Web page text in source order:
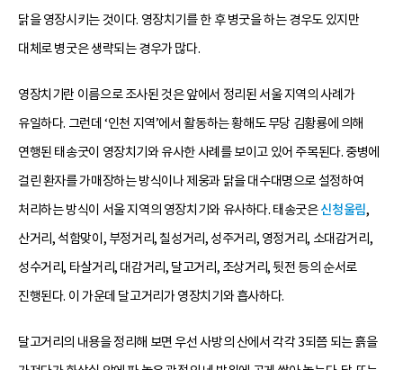
닭을 영장시키는 것이다. 영장치기를 한 후 병굿을 하는 경우도 있지만
대체로 병굿은 생략되는 경우가 많다.
영장치기란 이름으로 조사된 것은 앞에서 정리된 서울 지역의 사례가
유일하다. 그런데 ‘인천 지역’에서 활동하는 황해도 무당 김황룡에 의해
연행된 태송굿이 영장치기와 유사한 사례를 보이고 있어 주목된다. 중병에
걸린 환자를 가매장하는 방식이나 제웅과 닭을 대수대명으로 설정하여
처리하는 방식이 서울 지역의 영장치기와 유사하다. 태송굿은신청울림,
산거리, 석함맞이, 부정거리, 칠성거리, 성주거리, 영정거리, 소대감거리,
성수거리, 타살거리, 대감거리, 달고거리, 조상거리, 뒷전 등의 순서로
진행된다. 이 가운데 달고거리가 영장치기와 흡사하다.
달고거리의 내용을 정리해 보면 우선 사방의 산에서 각각 3되쯤 되는 흙을